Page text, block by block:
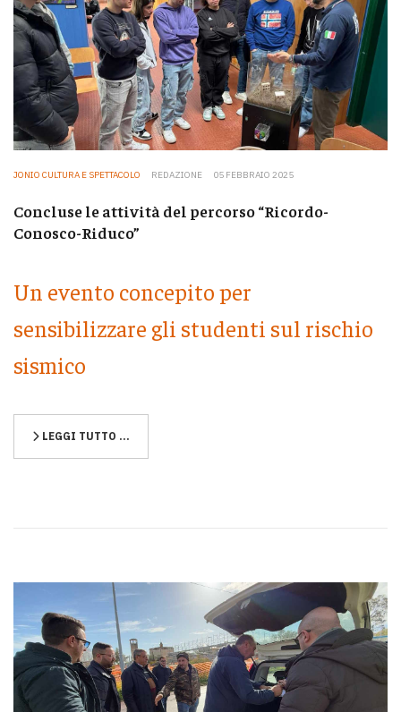
JONIO CULTURA E SPETTACOLO REDAZIONE 05 FEBBRAIO 2025
Concluse le attività del percorso “Ricordo-
Conosco-Riduco”
Un evento concepito per
sensibilizzare gli studenti sul rischio
sismico
LEGGI TUTTO …